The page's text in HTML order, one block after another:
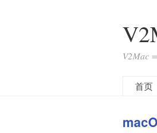
V2Mac
首页